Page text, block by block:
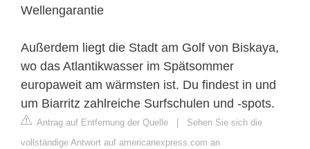
Wellengarantie
Außerdem liegt die Stadt am Golf von Biskaya,
wo das Atlantikwasser im Spätsommer
europaweit am wärmsten ist. Du findest in und
um Biarritz zahlreiche Surfschulen und -spots.
Antrag auf Entfernung der Quelle
Sehen Sie sich die
vollständige Antwort auf americanexpress.com an